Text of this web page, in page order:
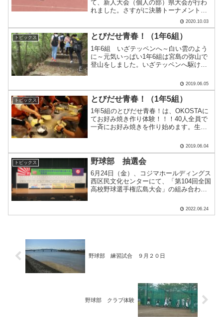
て、新人大会（個人の部）県大会が行わ
れました。さすがに決勝トーナメントに
なると、強豪揃い。それぞれ手強い相手
です。女子ダブルス： 古庄・蓑田 ペア
１回戦 0-6 （山女）男子シングル
ス： 岡村 １.....
2020.10.03
トピックス とびだせ青春！（1年6組）
1年6組 いざテッペンへ～白い雲のよう
に～元気いっぱい1年6組は宮島の弥山で
登山をしました。いざテッペンへ駆け登
風と新緑の緑に癒されます。無事に全員
が頂上に到達しました。ここでお昼ご飯
タイムです。登った後.....
2019.06.05
トピックス とびだせ青春！（1年5組）
1年5組のとびだせ青春！は、OKOSTAに
てお好み焼き作り体験！！！40人全員で
一斉にお好み焼きを作り始めます。生地
返して蒸し焼きに。麺も入れて、卵を割
が思い思いのト.....
2019.06.04
トピックス 野球部 抽選会
6月24日（金）、コジマホールディングス
西区民文化センターにて、「第104回全国
高校野球選手権広島大会」の組み合わせ
君が野球部の思いを背負って、83チーム
中62番目にくじを引きました。 大役を
2022.06.24
野球部 練習試合 ９月２０日
野球部 クラブ体験